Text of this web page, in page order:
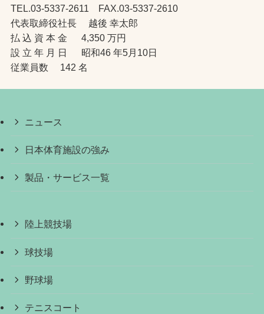
TEL.03-5337-2611 FAX.03-5337-2610
代表取締役社長 越後 幸太郎
払 込 資 本 金 4,350 万円
設 立 年 月 日 昭和46 年5月10日
従業員数 142 名
ニュース
日本体育施設の強み
製品・サービス一覧
陸上競技場
球技場
野球場
テニスコート